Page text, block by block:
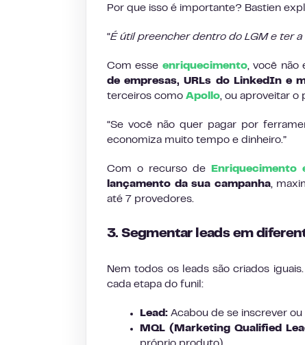
Por que isso é importante? Bastien
“É útil preencher dentro do LGM e ter
Com esse enriquecimento, você não
de empresas, URLs do LinkedIn e
terceiros como Apollo, ou aproveitar o
“Se você não quer pagar por
economiza muito tempo e dinheiro.”
Com o recurso de Enriquecimento
lançamento da sua campanha,
até 7 provedores.
3. Segmentar leads em
Nem todos os leads são criados
cada etapa do funil:
Lead: Acabou de se inscrever
MQL (Marketing Qualified